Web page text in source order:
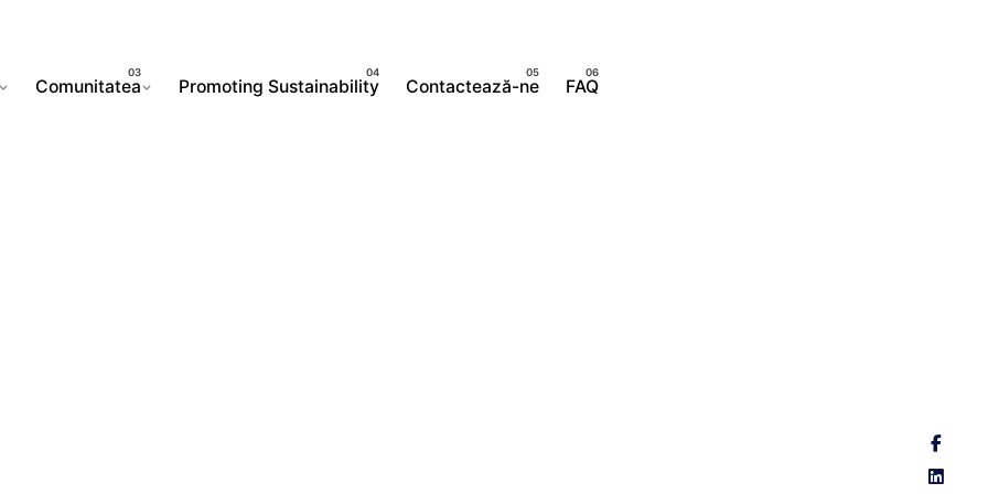
Comunitatea Promoting Sustainability Contactează-ne FAQ